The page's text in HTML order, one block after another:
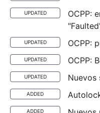
UPDATED
OCPP:
UPDATED OCPP:
UPDATED OCPP:
UPDATED Nuevos
ADDED
ADDED